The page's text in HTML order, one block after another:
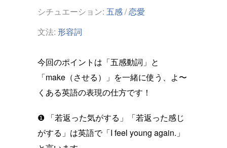
シチュエーション: 五感/恋愛
文法: 形容詞
今回のポイントは「五感動詞」と
「make（させる）」を一緒に使う、よ〜
くある英語の表現の仕方です！
❶ 「若返った気がする」「若返った感じ
がする」は英語で「I feel young again.」